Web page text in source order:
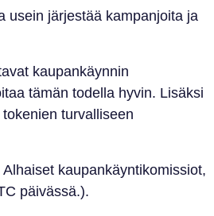
usein järjestää kampanjoita ja
kaupankäynnin
tämän todella hyvin. Lisäksi
turvalliseen
kaupankäyntikomissiot,
päivässä.).